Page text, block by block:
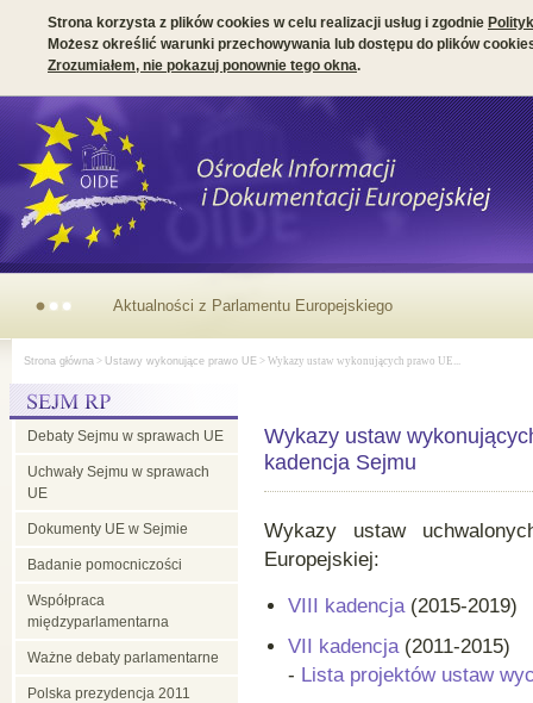
Strona korzysta z plików cookies w celu realizacji usług i zgodnie
Możesz określić warunki przechowywania lub dostępu do plików
Zrozumiałem, nie pokazuj ponownie tego okna.
Aktualności z Parlamentu Europejskiego
Strona główna > Ustawy wykonujące prawo UE > Wykazy ustaw wykonujących prawo UE...
Debaty Sejmu w sprawach UE
Uchwały Sejmu w sprawach
UE
Dokumenty UE w Sejmie
Badanie pomocniczości
Współpraca
międzyparlamentarna
Ważne debaty parlamentarne
Polska prezydencja 2011
Wykazy ustaw
kadencja Sejmu
Wykazy ustaw
Europejskiej:
VIII kadencja(2015-2019)
VII kadencja(2011-2015)
- Lista projektów ustaw